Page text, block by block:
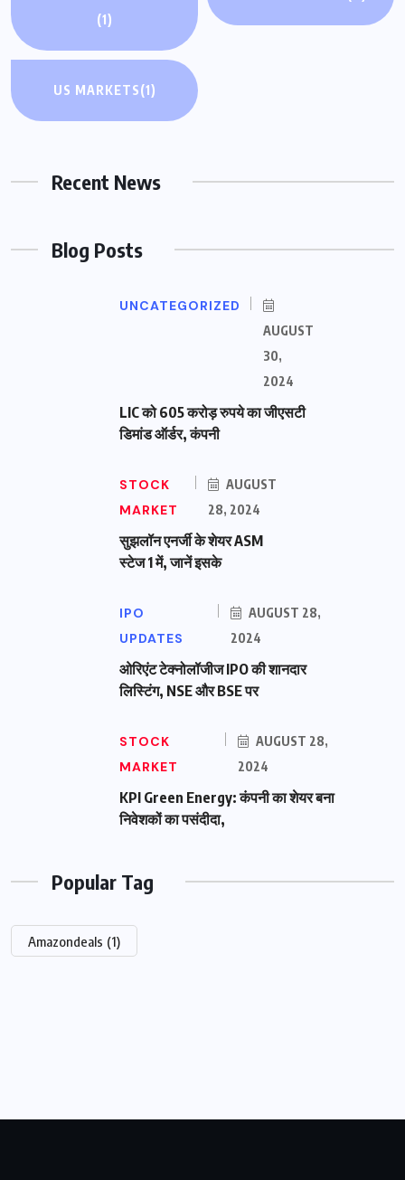
(1)
US MARKETS(1)
Recent News
Blog Posts
UNCATEGORIZED
AUGUST
30,
2024
LIC को 605 करोड़ रुपये का जीएसटी
डिमांड ऑर्डर, कंपनी
STOCK
MARKET
AUGUST
28, 2024
सुझलॉन एनर्जी के शेयर ASM
स्टेज 1 में, जानें इसके
IPO
UPDATES
AUGUST 28,
2024
ओरिएंट टेक्नोलॉजीज IPO की शानदार
लिस्टिंग, NSE और BSE पर
STOCK
MARKET
AUGUST 28,
2024
KPI Green Energy: कंपनी का शेयर बना
निवेशकों का पसंदीदा,
Popular Tag
Amazondeals (1)